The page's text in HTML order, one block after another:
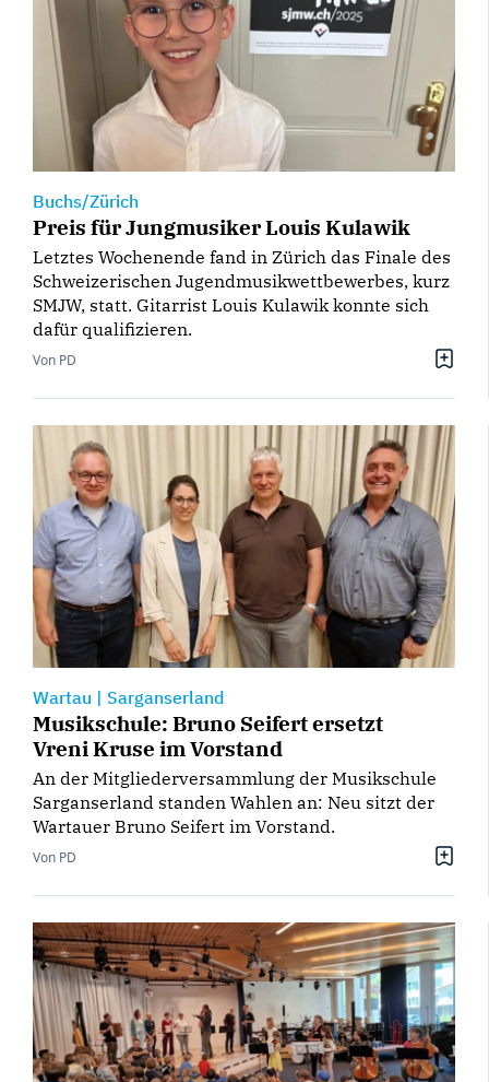
Buchs/Zürich
Preis für Jungmusiker Louis Kulawik
Letztes Wochenende fand in Zürich das Finale des
Schweizerischen Jugendmusikwettbewerbes, kurz
SMJW, statt. Gitarrist Louis Kulawik konnte sich
dafür qualifizieren.
Von PD
Wartau | Sarganserland
Musikschule: Bruno Seifert ersetzt
Vreni Kruse im Vorstand
An der Mitgliederversammlung der Musikschule
Sarganserland standen Wahlen an: Neu sitzt der
Wartauer Bruno Seifert im Vorstand.
Von PD